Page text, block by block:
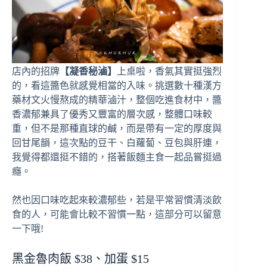
店內的招牌 【凝香秘滷】
上桌啦，香氣其實挺強烈
的，看這醬色就感覺相當的入味。挑選數十種漢方
藥材文火慢熬成的精華滷汁，整個吃進食材中，醬
香濃郁兼具了優秀又豐富的層次感，整體口味較
重，但不是那種直球的鹹，而是帶有一定的厚度與
回甘尾韻，這次點的豆干、白蘿蔔、豆包與肝連，
我覺得都還挺不錯的，搭著飯麵主食一起品嘗挺過
癮。
然也因口味吃起來較濃郁些，若是平常習慣清淡飲
食的人，可能會比較不習慣一點，這部分可以留意
一下哦!
黑金魯肉飯 $38、加蛋 $15